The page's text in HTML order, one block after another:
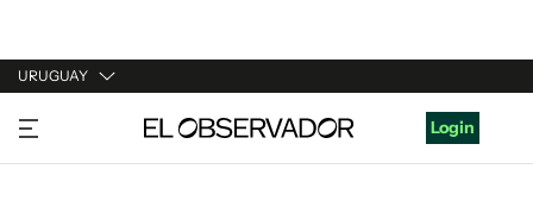
URUGUAY
URUGUAY
ARGENTINA
Login